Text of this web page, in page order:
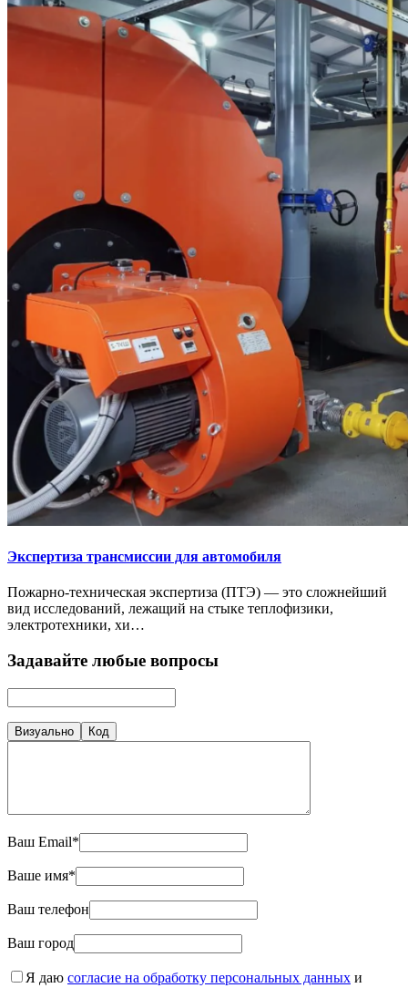
Экспертиза трансмиссии для автомобиля
Пожарно-техническая экспертиза (ПТЭ) — это сложнейший
вид исследований, лежащий на стыке теплофизики,
электротехники, хи…
Задавайте любые вопросы
Визуально Код
Ваш Email*
Ваше имя*
Ваш телефон
Ваш город
Я даю согласие на обработку персональных данных и